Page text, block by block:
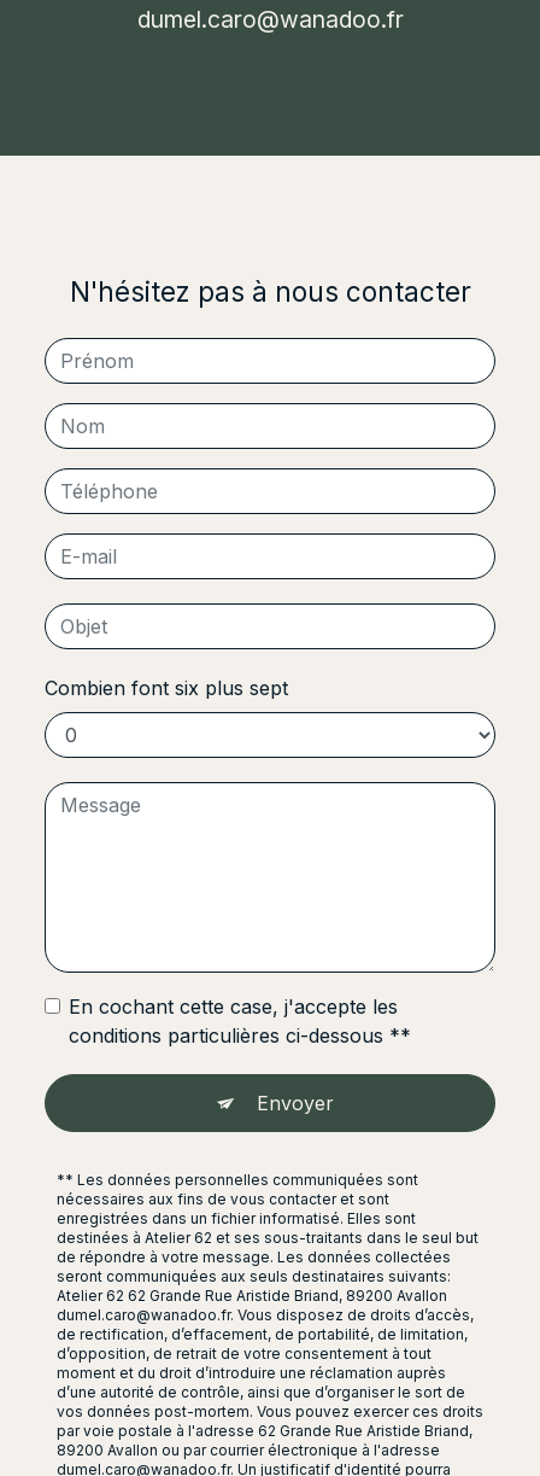
dumel.caro@wanadoo.fr
N'hésitez pas à nous contacter
Combien font six plus sept
En cochant cette case, j'accepte les
conditions particulières ci-dessous **
Envoyer
** Les données personnelles communiquées sont
nécessaires aux fins de vous contacter et sont
enregistrées dans un fichier informatisé. Elles sont
destinées à Atelier 62 et ses sous-traitants dans le seul but
de répondre à votre message. Les données collectées
seront communiquées aux seuls destinataires suivants:
Atelier 62 62 Grande Rue Aristide Briand, 89200 Avallon
dumel.caro@wanadoo.fr. Vous disposez de droits d’accès,
de rectification, d’effacement, de portabilité, de limitation,
d’opposition, de retrait de votre consentement à tout
moment et du droit d’introduire une réclamation auprès
d’une autorité de contrôle, ainsi que d’organiser le sort de
vos données post-mortem. Vous pouvez exercer ces droits
par voie postale à l'adresse 62 Grande Rue Aristide Briand,
89200 Avallon ou par courrier électronique à l'adresse
dumel.caro@wanadoo.fr. Un justificatif d'identité pourra